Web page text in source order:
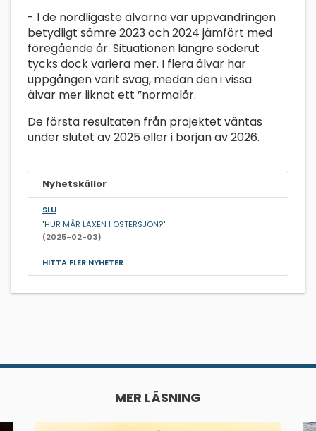
- I de nordligaste älvarna var uppvandringen
betydligt sämre 2023 och 2024 jämfört med
föregående år. Situationen längre söderut
tycks dock variera mer. I flera älvar har
uppgången varit svag, medan den i vissa
älvar mer liknat ett ”normalår.
De första resultaten från projektet väntas
under slutet av 2025 eller i början av 2026.
Nyhetskällor
SLU
"HUR MÅR LAXEN I ÖSTERSJÖN?"
(2025-02-03)
HITTA FLER NYHETER
MER LÄSNING